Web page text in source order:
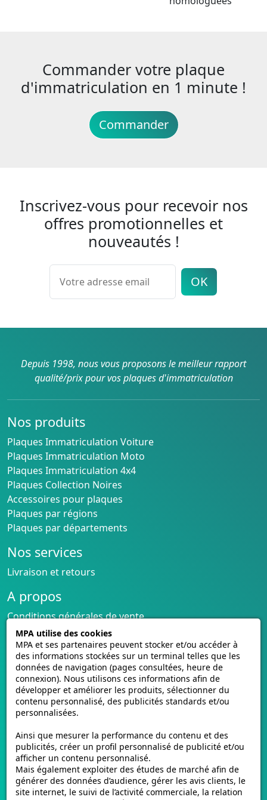
Commander votre plaque
d'immatriculation en 1 minute !
Commander
Inscrivez-vous pour recevoir nos
offres promotionnelles et
nouveautés !
OK
Depuis 1998, nous vous proposons le meilleur rapport
qualité/prix pour vos plaques d'immatriculation
Nos produits
Plaques Immatriculation Voiture
Plaques Immatriculation Moto
Plaques Immatriculation 4x4
Plaques Collection Noires
Accessoires pour plaques
Plaques par régions
Plaques par départements
Nos services
Livraison et retours
A propos
Conditions générales de vente
CGU cagnotte
Politique de cookies
Homologation des plaques
Vidéos de pose
Contactez-nous
Avis clients
www.e-mmat.fr
440 Rue de la Pièce Léger
21160 Marsannay-la-Côte, FRANCE
MPA utilise des cookies
MPA et ses partenaires peuvent stocker et/ou accéder à
des informations stockées sur un terminal telles que les
données de navigation (pages consultées, heure de
connexion). Nous utilisons ces informations afin de
développer et améliorer les produits, sélectionner du
contenu personnalisé, des publicités standards et/ou
personnalisées.
Ainsi que mesurer la performance du contenu et des
publicités, créer un profil personnalisé de publicité et/ou
afficher un contenu personnalisé.
Mais également exploiter des études de marché afin de
générer des données d’audience, gérer les avis clients, le
site internet, le suivi de l’activité commerciale, la relation